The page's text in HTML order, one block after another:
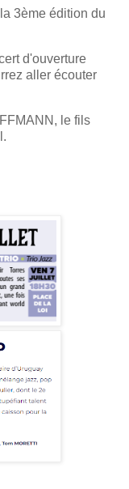
3ème édition du
d'ouverture
aller écouter
le fils